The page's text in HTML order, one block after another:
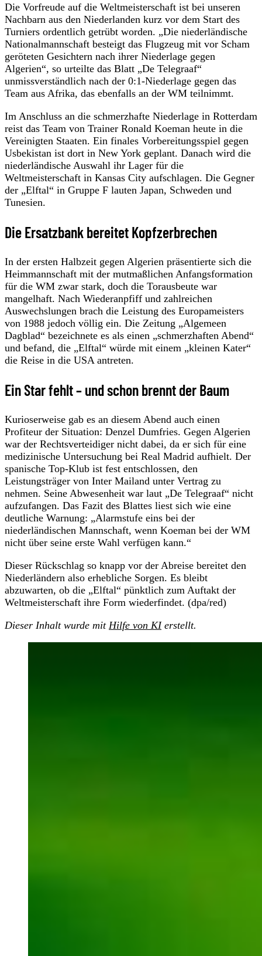
Die Vorfreude auf die Weltmeisterschaft ist bei unseren
Nachbarn aus den Niederlanden kurz vor dem Start des
Turniers ordentlich getrübt worden. „Die niederländische
Nationalmannschaft besteigt das Flugzeug mit vor Scham
geröteten Gesichtern nach ihrer Niederlage gegen
Algerien“, so urteilte das Blatt „De Telegraaf“
unmissverständlich nach der 0:1-Niederlage gegen das
Team aus Afrika, das ebenfalls an der WM teilnimmt.
Im Anschluss an die schmerzhafte Niederlage in Rotterdam
reist das Team von Trainer Ronald Koeman heute in die
Vereinigten Staaten. Ein finales Vorbereitungsspiel gegen
Usbekistan ist dort in New York geplant. Danach wird die
niederländische Auswahl ihr Lager für die
Weltmeisterschaft in Kansas City aufschlagen. Die Gegner
der „Elftal“ in Gruppe F lauten Japan, Schweden und
Tunesien.
Die Ersatzbank bereitet Kopfzerbrechen
In der ersten Halbzeit gegen Algerien präsentierte sich die
Heimmannschaft mit der mutmaßlichen Anfangsformation
für die WM zwar stark, doch die Torausbeute war
mangelhaft. Nach Wiederanpfiff und zahlreichen
Auswechslungen brach die Leistung des Europameisters
von 1988 jedoch völlig ein. Die Zeitung „Algemeen
Dagblad“ bezeichnete es als einen „schmerzhaften Abend“
und befand, die „Elftal“ würde mit einem „kleinen Kater“
die Reise in die USA antreten.
Ein Star fehlt – und schon brennt der Baum
Kurioserweise gab es an diesem Abend auch einen
Profiteur der Situation: Denzel Dumfries. Gegen Algerien
war der Rechtsverteidiger nicht dabei, da er sich für eine
medizinische Untersuchung bei Real Madrid aufhielt. Der
spanische Top-Klub ist fest entschlossen, den
Leistungsträger von Inter Mailand unter Vertrag zu
nehmen. Seine Abwesenheit war laut „De Telegraaf“ nicht
aufzufangen. Das Fazit des Blattes liest sich wie eine
deutliche Warnung: „Alarmstufe eins bei der
niederländischen Mannschaft, wenn Koeman bei der WM
nicht über seine erste Wahl verfügen kann.“
Dieser Rückschlag so knapp vor der Abreise bereitet den
Niederländern also erhebliche Sorgen. Es bleibt
abzuwarten, ob die „Elftal“ pünktlich zum Auftakt der
Weltmeisterschaft ihre Form wiederfindet. (dpa/red)
Dieser Inhalt wurde mit Hilfe von KIerstellt.